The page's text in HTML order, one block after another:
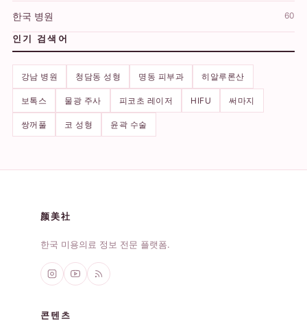
한국 병원 60
인기 검색어
강남 병원 청담동 성형 명동 피부과 히알루론산
보톡스 물광 주사 피코초 레이저 HIFU 써마지
쌍꺼풀 코 성형 윤곽 수술
颜美社
한국 미용의료 정보 전문 플랫폼.
콘텐츠